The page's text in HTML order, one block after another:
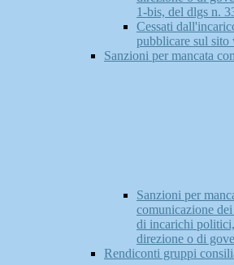
1-bis, del dlgs n.
Cessati
pubblicare sul sito
Sanzioni per mancata
Sanzioni per
comunicazione
di incarichi
direzione o di
Rendiconti gruppi